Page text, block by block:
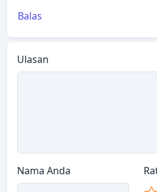
Balas
Ulasan
Nama Anda